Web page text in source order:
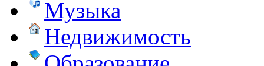
Музыка
Недвижимость